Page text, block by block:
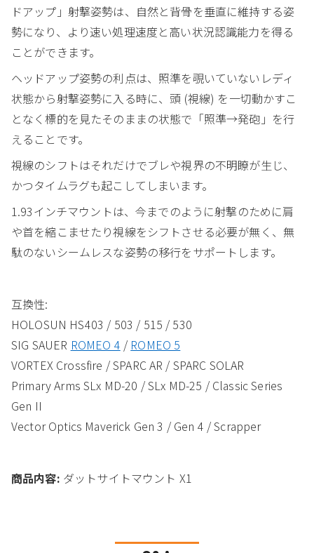
ドアップ」射撃姿勢は、自然と背骨を垂直に維持する姿
勢になり、より速い処理速度と高い状況認識能力を得る
ことができます。
ヘッドアップ姿勢の利点は、照準を覗いていないレディ
状態から射撃姿勢に入る時に、頭 (視線) を一切動かすこ
となく標的を見たそのままの状態で「照準→発砲」を行
えることです。
視線のシフトはそれだけでブレや視界の不明瞭が生じ、
かつタイムラグも起こしてしまいます。
1.93インチマウントは、今までのように射撃のために肩
や首を縮こませたり視線をシフトさせる必要が無く、無
駄のないシームレスな姿勢の移行をサポートします。
互換性:
HOLOSUN HS403 / 503 / 515 / 530
SIG SAUER ROMEO 4 / ROMEO 5
VORTEX Crossfire / SPARC AR / SPARC SOLAR
Primary Arms SLx MD-20 / SLx MD-25 / Classic Series
Gen II
Vector Optics Maverick Gen 3 / Gen 4 / Scrapper
商品内容: ダットサイトマウント X1